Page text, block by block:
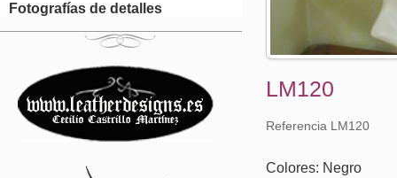
Fotografías de detalles
LM120
Referencia LM120
Colores: Negro